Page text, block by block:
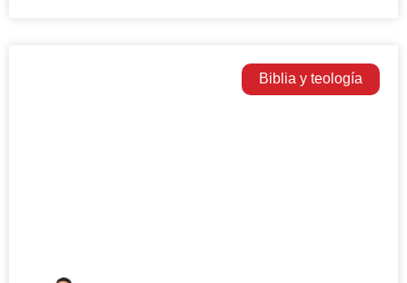
Biblia y teología